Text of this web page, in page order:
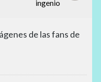
ingenio
de las fans de